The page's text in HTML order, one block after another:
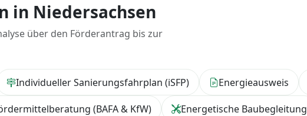
in Niedersachsen
über den Förderantrag bis zur
Individueller Sanierungsfahrplan (iSFP) Energieausweis
(BAFA & KfW) Energetische Baubegleitung